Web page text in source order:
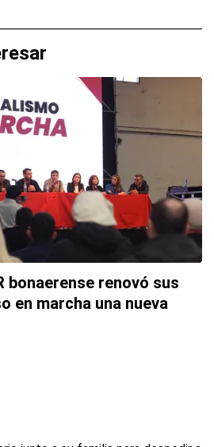
bonaerense renovó sus
en marcha una nueva